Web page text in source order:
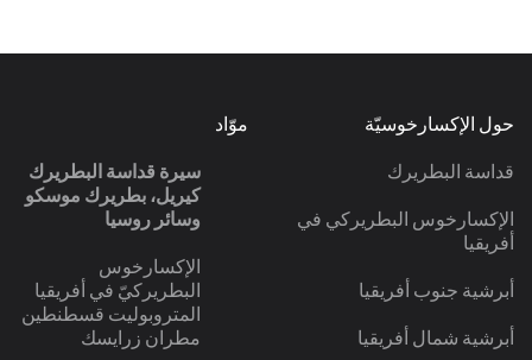
حول الإكسارخوسيّة
قداسة البطريرك
الإكسارخوس البطريركي في
أفريقيا
أبرشية جنوب أفريقيا
أبرشية شمال أفريقيا
موّاد
سيرة قداسة البطريرك
كيريل، بطريرك موسكو
وسائر روسيا
الإكسارخوس
البطريركيّ في أفريقيا
المتروبوليت قسطنطين
مطران زرايسك